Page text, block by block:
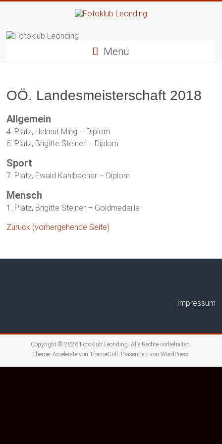
Fotoklub
Menü
OÖ. Landesmeisterschaft 2018
Allgemein
4. Platz, Helmut Ming – Diplom
6. Platz, Brigitte Steiner – Diplom
Sport
7. Platz, Ewald Kahlbacher – Diplom
Mensch
1. Platz, Brigitte Steiner – Goldmedaille
Zurück (vorhergehende Seite)
Impressum
Copyright © 2026 Fotoklub Leonding. Alle Rechte vorbehalten.
Theme: Acceleratevon ThemeGrill. Präsentiert von WordPress.